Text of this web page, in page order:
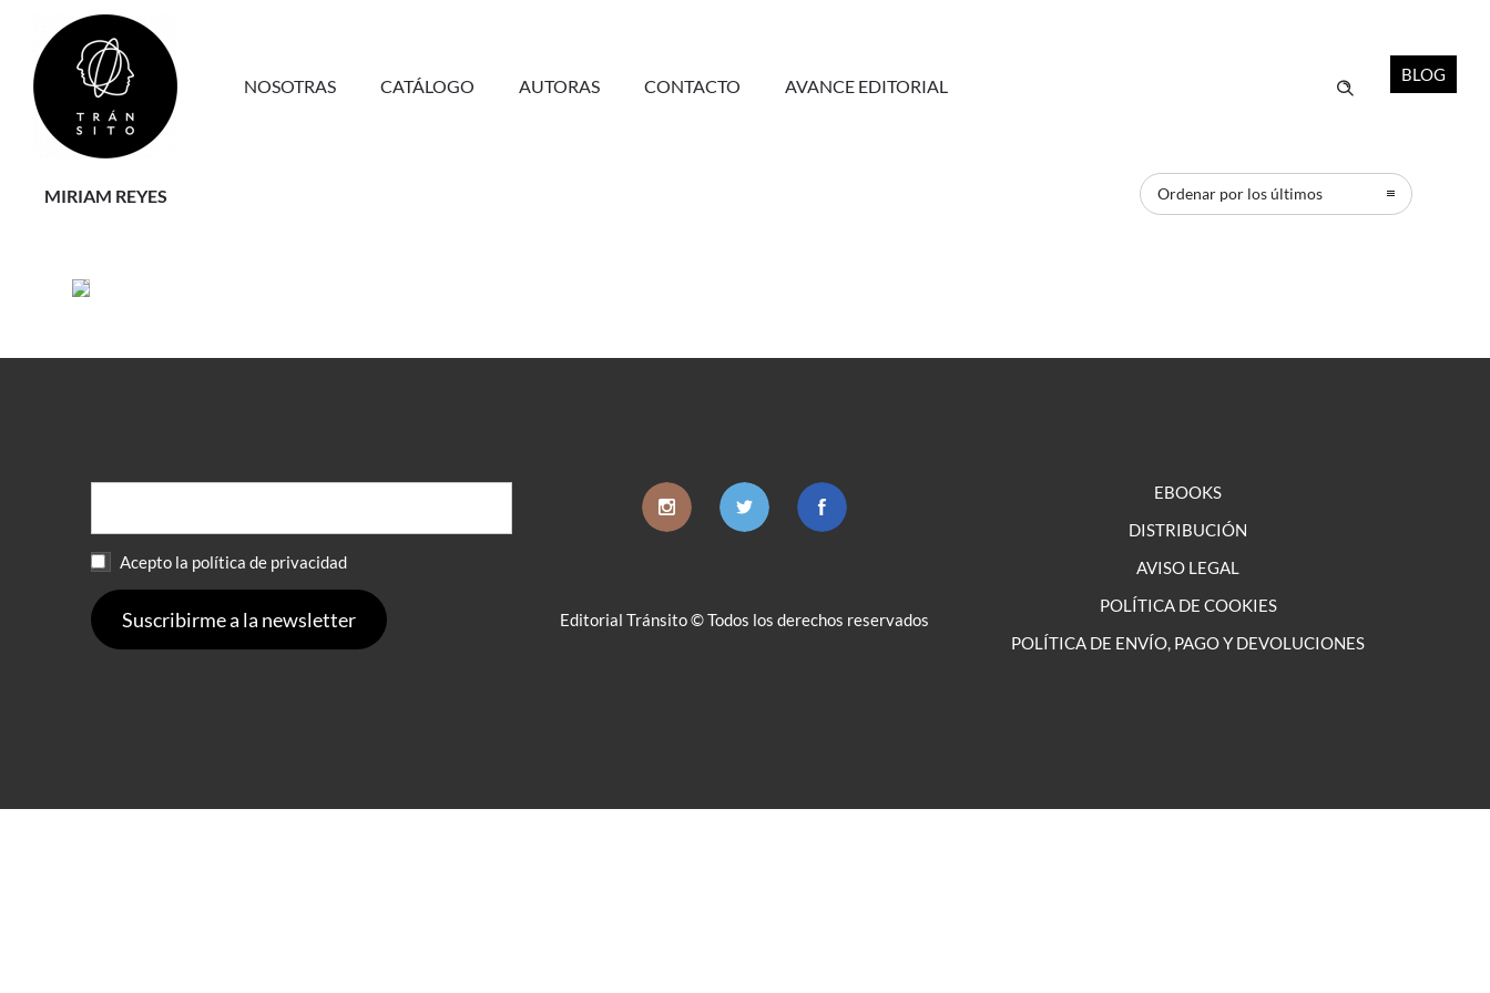
BLOG
NOSOTRAS CATÁLOGO AUTORAS CONTACTO AVANCE EDITORIAL
MIRIAM REYES Ordenar por los últimos
Acepto la política de privacidad
Editorial Tránsito © Todos los derechos reservados
EBOOKS
DISTRIBUCIÓN
AVISO LEGAL
POLÍTICA DE COOKIES
POLÍTICA DE ENVÍO, PAGO Y DEVOLUCIONES